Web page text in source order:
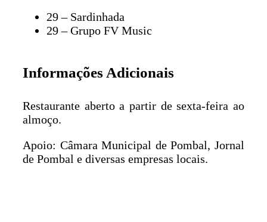
29 – Sardinhada
29 – Grupo FV Music
Informações Adicionais
Restaurante aberto a partir de sexta-feira ao
almoço.
Apoio: Câmara Municipal de Pombal, Jornal
de Pombal e diversas empresas locais.